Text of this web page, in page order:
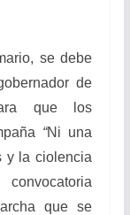
se debe
de
que los
“Ni una
y la ciolencia
que se